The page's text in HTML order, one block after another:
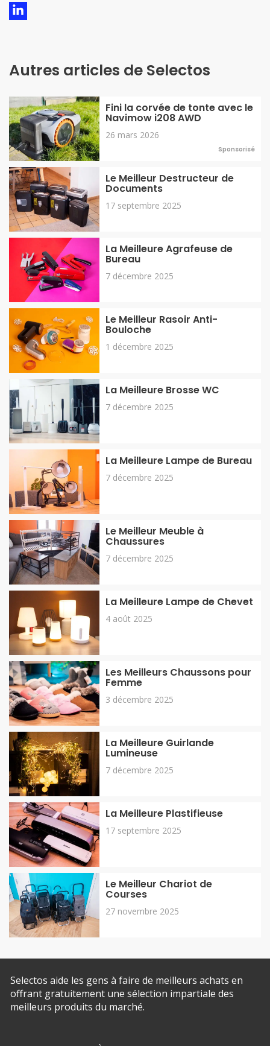
Autres articles de Selectos
Sponsorisé
Fini la corvée de tonte avec le
Navimow i208 AWD
26 mars 2026
Le Meilleur Destructeur de
Documents
17 septembre 2025
La Meilleure Agrafeuse de
Bureau
7 décembre 2025
Le Meilleur Rasoir Anti-
Bouloche
1 décembre 2025
La Meilleure Brosse WC
7 décembre 2025
La Meilleure Lampe de Bureau
7 décembre 2025
Le Meilleur Meuble à
Chaussures
7 décembre 2025
La Meilleure Lampe de Chevet
4 août 2025
Les Meilleurs Chaussons pour
Femme
3 décembre 2025
La Meilleure Guirlande
Lumineuse
7 décembre 2025
La Meilleure Plastifieuse
17 septembre 2025
Le Meilleur Chariot de
Courses
27 novembre 2025
Selectos aide les gens à faire de meilleurs achats en
offrant gratuitement une sélection impartiale des
meilleurs produits du marché.